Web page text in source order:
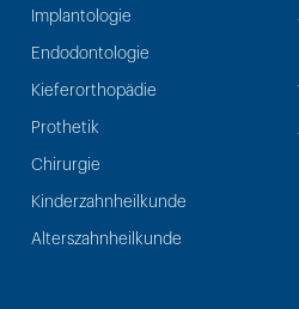
Implantologie
Endodontologie
Kieferorthopädie
Prothetik
Chirurgie
Kinderzahnheilkunde
Alterszahnheilkunde